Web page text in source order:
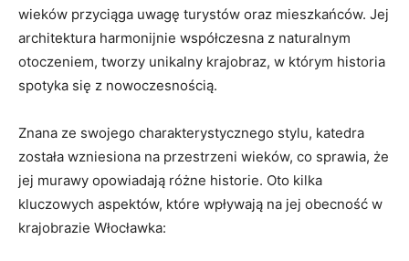
wieków‍ przyciąga uwagę‌ turystów‌ oraz mieszkańców. ⁣Jej
architektura harmonijnie współczesna‌ z‍ naturalnym⁤
otoczeniem, tworzy unikalny krajobraz, w którym historia
spotyka się z nowoczesnością.
Znana ze​ swojego charakterystycznego stylu, katedra
została wzniesiona na przestrzeni⁢ wieków, co sprawia,​ że
jej murawy opowiadają ⁤różne historie. Oto ⁣kilka‌
kluczowych aspektów,⁤ które wpływają na jej obecność w
krajobrazie Włocławka: